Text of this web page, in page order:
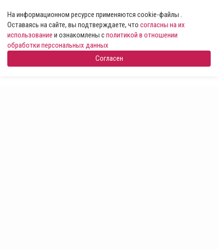
На информационном ресурсе применяются cookie-файлы .
Оставаясь на сайте, вы подтверждаете, что согласны на их
использование и ознакомлены сполитикой в отношении
обработки персональных данных
Согласен